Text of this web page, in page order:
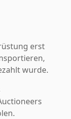
erst
wurde.